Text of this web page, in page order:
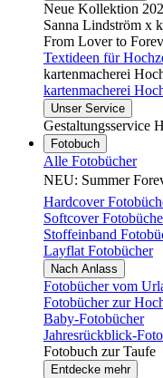
Neue Kollektion
Sanna Lindström x
From Lover to
Textideen für
kartenmacherei
kartenmacherei
Unser Service
Gestaltungsservice
Fotobuch
Alle Fotobücher
NEU: Summer
Hardcover
Softcover
Stoffeinband
Layflat Fotobücher
Nach Anlass
Fotobücher vom
Fotobücher zur
Baby-Fotobücher
Jahresrückblick-
Fotobuch zur Taufe
Entdecke mehr